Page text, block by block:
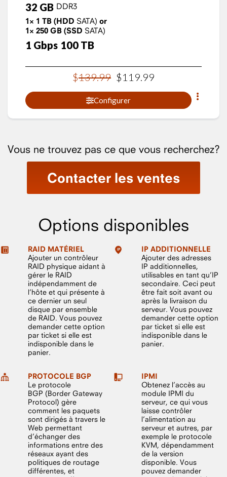
32 GB DDR3
1× 1 TB (HDD SATA) or
1× 250 GB (SSD SATA)
1 Gbps 100 TB
$139.99 $119.99
Configurer
Vous ne trouvez pas ce que vous recherchez?
Contacter les ventes
Options disponibles
RAID MATÉRIEL
Ajouter un contrôleur
RAID physique aidant à
gérer le RAID
indépendamment de
l’hôte et qui présente à
ce dernier un seul
disque par ensemble
de RAID. Vous pouvez
demander cette option
par ticket si elle est
indisponible dans le
panier.
IP ADDITIONNELLE
Ajouter des adresses
IP additionnelles,
utilisables en tant qu’IP
secondaire. Ceci peut
être fait soit avant ou
après la livraison du
serveur. Vous pouvez
demander cette option
par ticket si elle est
indisponible dans le
panier.
PROTOCOLE BGP
Le protocole
BGP (Border Gateway
Protocol) gère
comment les paquets
sont dirigés à travers le
Web permettant
d’échanger des
informations entre des
réseaux ayant des
politiques de routage
différentes, et
IPMI
Obtenez l’accès au
module IPMI du
serveur, ce qui vous
laisse contrôler
l’alimentation au
serveur et autres, par
exemple le protocole
KVM, dépendamment
de la version
disponible. Vous
pouvez demander